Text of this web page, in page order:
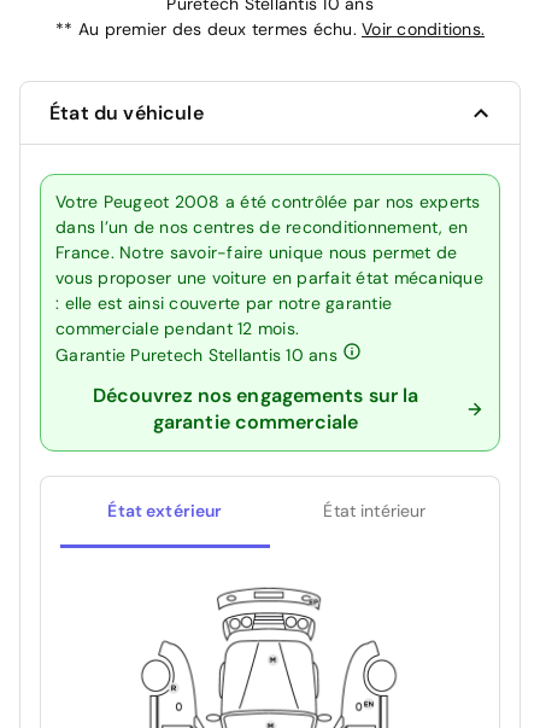
** Au premier des deux termes échu. Voir conditions.
État du véhicule
Votre Peugeot 2008 a été contrôlée par nos experts
dans l’un de nos centres de reconditionnement, en
France. Notre savoir-faire unique nous permet de
vous proposer une voiture en parfait état mécanique
: elle est ainsi couverte par notre garantie
commerciale pendant 12 mois.
Garantie Puretech Stellantis 10 ans
Découvrez nos engagements sur la
garantie commerciale
État extérieur État intérieur